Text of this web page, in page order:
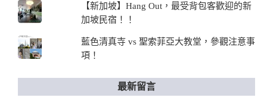
【新加坡】Hang Out，最受背包客歡迎的新
加坡民宿！！
藍色清真寺 vs 聖索菲亞大教堂，參觀注意事
項！
最新留言